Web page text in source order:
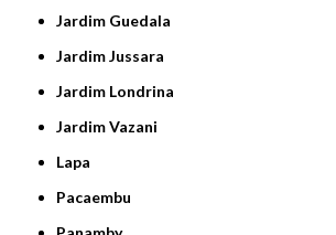
Jardim Guedala
Jardim Jussara
Jardim Londrina
Jardim Vazani
Lapa
Pacaembu